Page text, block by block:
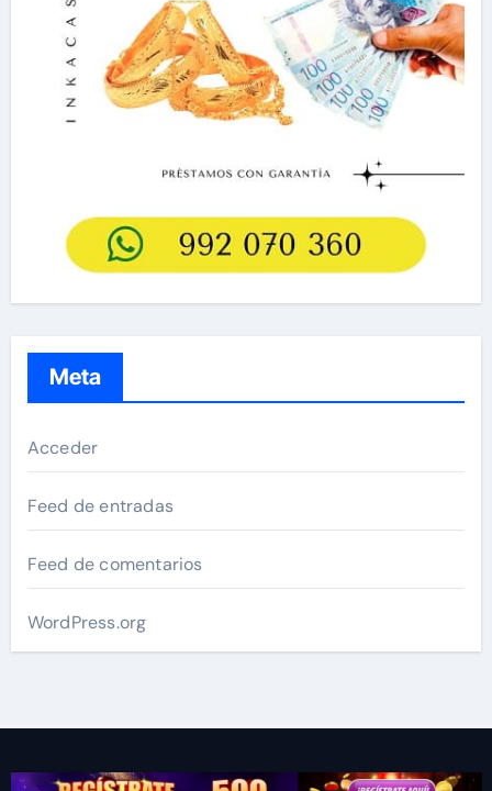
Meta
Acceder
Feed de entradas
Feed de comentarios
WordPress.org